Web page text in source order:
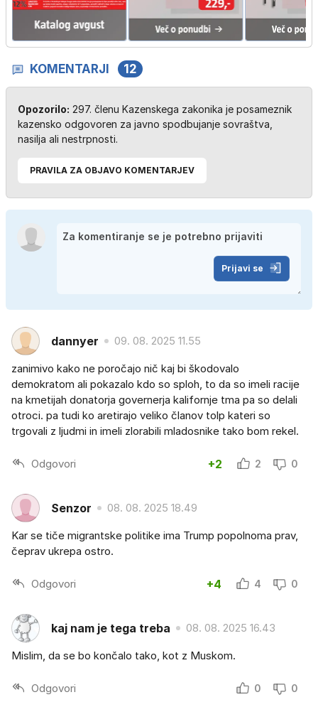
KOMENTARJI 12
Opozorilo: 297. členu Kazenskega zakonika je posameznik
kazensko odgovoren za javno spodbujanje sovraštva,
nasilja ali nestrpnosti.
PRAVILA ZA OBJAVO KOMENTARJEV
Prijavi se
dannyer 09. 08. 2025 11.55
zanimivo kako ne poročajo nič kaj bi škodovalo
demokratom ali pokazalo kdo so sploh, to da so imeli racije
na kmetijah donatorja governerja kalifornje tma pa so delali
otroci. pa tudi ko aretirajo veliko članov tolp kateri so
trgovali z ljudmi in imeli zlorabili mladosnike tako bom rekel.
Odgovori +2 2 0
Senzor 08. 08. 2025 18.49
Kar se tiče migrantske politike ima Trump popolnoma prav,
čeprav ukrepa ostro.
Odgovori +4 4 0
kaj nam je tega treba 08. 08. 2025 16.43
Mislim, da se bo končalo tako, kot z Muskom.
Odgovori 0 0